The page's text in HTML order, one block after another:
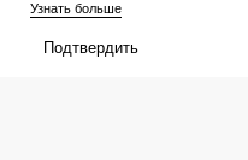
Узнать больше
Подтвердить